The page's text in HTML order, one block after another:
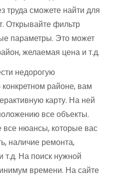
труда сможете найти для
Открывайте фильтр
параметры. Это может
желаемая цена и т.д.
недорогую
районе, вам
карту. На ней
все объекты.
все нюансы, которые вас
наличие ремонта,
т.д. На поиск нужной
времени. На сайте